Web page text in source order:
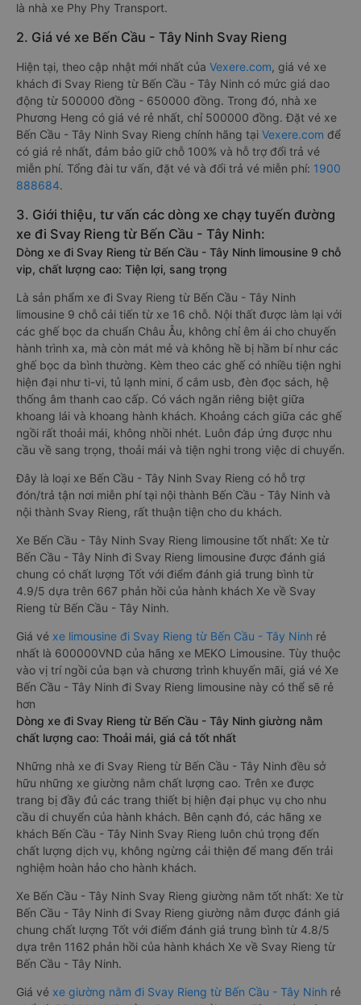
là nhà xe Phy Phy Transport.
2. Giá vé xe Bến Cầu - Tây Ninh Svay Rieng
Hiện tại, theo cập nhật mới nhất của Vexere.com, giá vé xe
khách đi Svay Rieng từ Bến Cầu - Tây Ninh có mức giá dao
động từ 500000 đồng - 650000 đồng. Trong đó, nhà xe
Phương Heng có giá vé rẻ nhất, chỉ 500000 đồng. Đặt vé xe
Bến Cầu - Tây Ninh Svay Rieng chính hãng tại Vexere.com để
có giá rẻ nhất, đảm bảo giữ chỗ 100% và hỗ trợ đổi trả vé
miễn phí. Tổng đài tư vấn, đặt vé và đổi trả vé miễn phí: 1900
888684.
3. Giới thiệu, tư vấn các dòng xe chạy tuyến đường
xe đi Svay Rieng từ Bến Cầu - Tây Ninh:
Dòng xe đi Svay Rieng từ Bến Cầu - Tây Ninh limousine 9 chỗ
vip, chất lượng cao: Tiện lợi, sang trọng
Là sản phẩm xe đi Svay Rieng từ Bến Cầu - Tây Ninh
limousine 9 chỗ cải tiến từ xe 16 chỗ. Nội thất được làm lại với
các ghế bọc da chuẩn Châu Âu, không chỉ êm ái cho chuyến
hành trình xa, mà còn mát mẻ và không hề bị hầm bí như các
ghế bọc da bình thường. Kèm theo các ghế có nhiều tiện nghi
hiện đại như ti-vi, tủ lạnh mini, ổ cắm usb, đèn đọc sách, hệ
thống âm thanh cao cấp. Có vách ngăn riêng biệt giữa
khoang lái và khoang hành khách. Khoảng cách giữa các ghế
ngồi rất thoải mái, không nhồi nhét. Luôn đáp ứng được nhu
cầu về sang trọng, thoải mái và tiện nghi trong việc di chuyển.
Đây là loại xe Bến Cầu - Tây Ninh Svay Rieng có hỗ trợ
đón/trả tận nơi miễn phí tại nội thành Bến Cầu - Tây Ninh và
nội thành Svay Rieng, rất thuận tiện cho du khách.
Xe Bến Cầu - Tây Ninh Svay Rieng limousine tốt nhất: Xe từ
Bến Cầu - Tây Ninh đi Svay Rieng limousine được đánh giá
chung có chất lượng Tốt với điểm đánh giá trung bình từ
4.9/5 dựa trên 667 phản hồi của hành khách Xe về Svay
Rieng từ Bến Cầu - Tây Ninh.
Giá vé xe limousine đi Svay Rieng từ Bến Cầu - Tây Ninh rẻ
nhất là 600000VND của hãng xe MEKO Limousine. Tùy thuộc
vào vị trí ngồi của bạn và chương trình khuyến mãi, giá vé Xe
Bến Cầu - Tây Ninh đi Svay Rieng limousine này có thể sẽ rẻ
hơn
Dòng xe đi Svay Rieng từ Bến Cầu - Tây Ninh giường nằm
chất lượng cao: Thoải mái, giá cả tốt nhất
Những nhà xe đi Svay Rieng từ Bến Cầu - Tây Ninh đều sở
hữu những xe giường nằm chất lượng cao. Trên xe được
trang bị đầy đủ các trang thiết bị hiện đại phục vụ cho nhu
cầu di chuyển của hành khách. Bên cạnh đó, các hãng xe
khách Bến Cầu - Tây Ninh Svay Rieng luôn chú trọng đến
chất lượng dịch vụ, không ngừng cải thiện để mang đến trải
nghiệm hoàn hảo cho hành khách.
Xe Bến Cầu - Tây Ninh Svay Rieng giường nằm tốt nhất: Xe từ
Bến Cầu - Tây Ninh đi Svay Rieng giường nằm được đánh giá
chung chất lượng Tốt với điểm đánh giá trung bình từ 4.8/5
dựa trên 1162 phản hồi của hành khách Xe về Svay Rieng từ
Bến Cầu - Tây Ninh.
Giá vé xe giường nằm đi Svay Rieng từ Bến Cầu - Tây Ninh rẻ